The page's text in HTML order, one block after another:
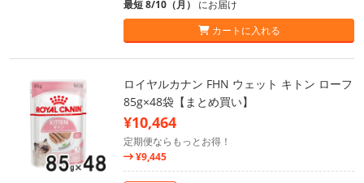
最短 8/10（月） にお届け
カートに入れる
ロイヤルカナン FHN ウェット キトン ローフ
85g×48袋【まとめ買い】
¥10,464
定期便ならもっとお得！
¥9,445